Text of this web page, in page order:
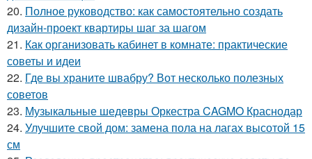
20. Полное руководство: как самостоятельно создать
дизайн-проект квартиры шаг за шагом
21. Как организовать кабинет в комнате: практические
советы и идеи
22. Где вы храните швабру? Вот несколько полезных
советов
23. Музыкальные шедевры Оркестра CAGMO Краснодар
24. Улучшите свой дом: замена пола на лагах высотой 15
см